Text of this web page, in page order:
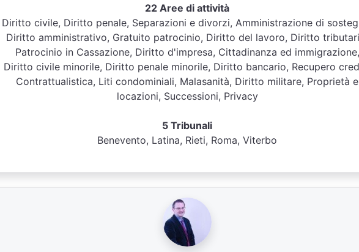
22 Aree di attività
Diritto civile, Diritto penale, Separazioni e divorzi, Amministrazione di
Diritto amministrativo, Gratuito patrocinio, Diritto del lavoro, Diritto
Patrocinio in Cassazione, Diritto d'impresa, Cittadinanza ed immigrazione,
Diritto civile minorile, Diritto penale minorile, Diritto bancario, Recupero
Contrattualistica, Liti condominiali, Malasanità, Diritto militare, Proprietà e
locazioni, Successioni, Privacy
5 Tribunali
Benevento, Latina, Rieti, Roma, Viterbo